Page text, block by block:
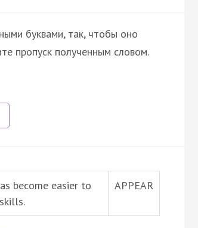
буквами, так, чтобы оно
пропуск полученным словом.
become easier to
APPEAR